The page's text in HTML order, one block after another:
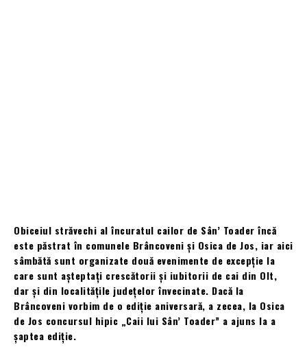
Obiceiul străvechi al încuratul cailor de Sân’ Toader încă
este păstrat în comunele Brâncoveni şi Osica de Jos, iar aici
sâmbătă sunt organizate două evenimente de excepţie la
care sunt aşteptaţi crescătorii şi iubitorii de cai din Olt,
dar şi din localităţile judeţelor învecinate. Dacă la
Brâncoveni vorbim de o ediţie aniversară, a zecea, la Osica
de Jos concursul hipic „Caii lui Sân’ Toader” a ajuns la a
şaptea ediţie.